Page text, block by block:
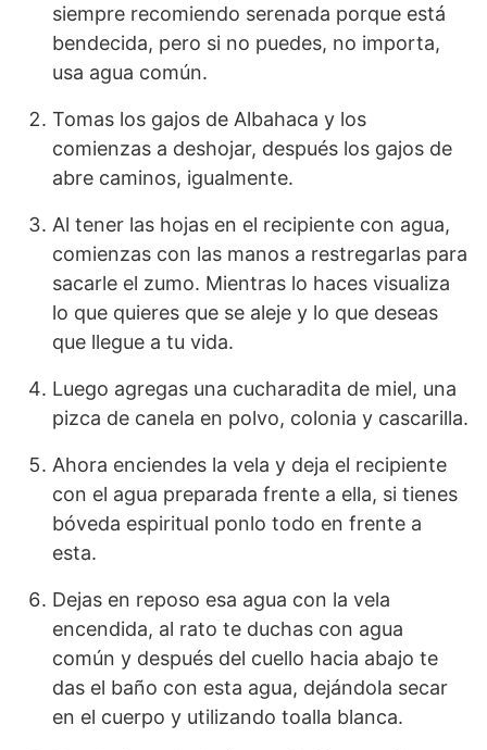
siempre recomiendo serenada porque está
bendecida, pero si no puedes, no importa,
usa agua común.
Tomas los gajos de Albahaca y los
comienzas a deshojar, después los gajos de
abre caminos, igualmente.
Al tener las hojas en el recipiente con agua,
comienzas con las manos a restregarlas para
sacarle el zumo. Mientras lo haces visualiza
lo que quieres que se aleje y lo que deseas
que llegue a tu vida.
Luego agregas una cucharadita de miel, una
pizca de canela en polvo, colonia y cascarilla.
Ahora enciendes la vela y deja el recipiente
con el agua preparada frente a ella, si tienes
bóveda espiritual ponlo todo en frente a
esta.
Dejas en reposo esa agua con la vela
encendida, al rato te duchas con agua
común y después del cuello hacia abajo te
das el baño con esta agua, dejándola secar
en el cuerpo y utilizando toalla blanca.